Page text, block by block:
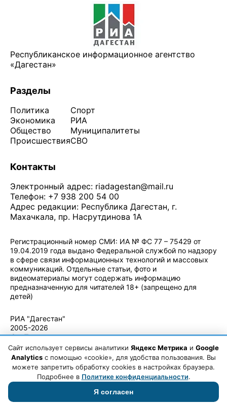
Республиканское информационное агентство
«Дагестан»
Разделы
Политика
Экономика
Общество
Происшествия
Спорт
РИА
Муниципалитеты
СВО
Контакты
Электронный адрес: riadagestan@mail.ru
Телефон: +7 938 200 54 00
Адрес редакции: Республика Дагестан, г.
Махачкала, пр. Насрутдинова 1А
Регистрационный номер СМИ: ИА № ФС 77 – 75429 от
19.04.2019 года выдано Федеральной службой по надзору
в сфере связи информационных технологий и массовых
коммуникаций. Отдельные статьи, фото и
видеоматериалы могут содержать информацию
предназначенную для читателей 18+ (запрещено для
детей)
РИА "Дагестан"
2005-2026
© - Правила
использования
материалов.
Авторские
Сайт использует сервисы аналитики Яндекс Метрика и Google
Analytics с помощью «cookie», для удобства пользования. Вы
можете запретить обработку cookies в настройках браузера.
Подробнее в Политике конфиденциальности.
Я согласен